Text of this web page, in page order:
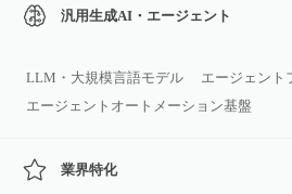
汎用生成AI・エージェント
LLM・大規模言語モデル
エージェント
エージェントオートメーション基盤
業界特化